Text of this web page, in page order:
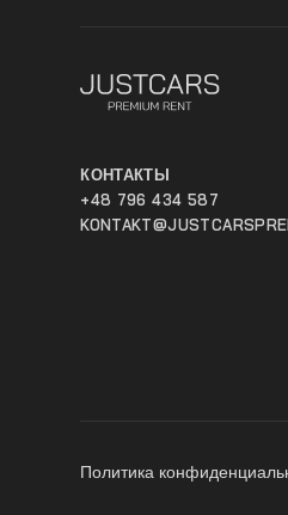
КОНТАКТЫ
+48 796 434 587
Политика